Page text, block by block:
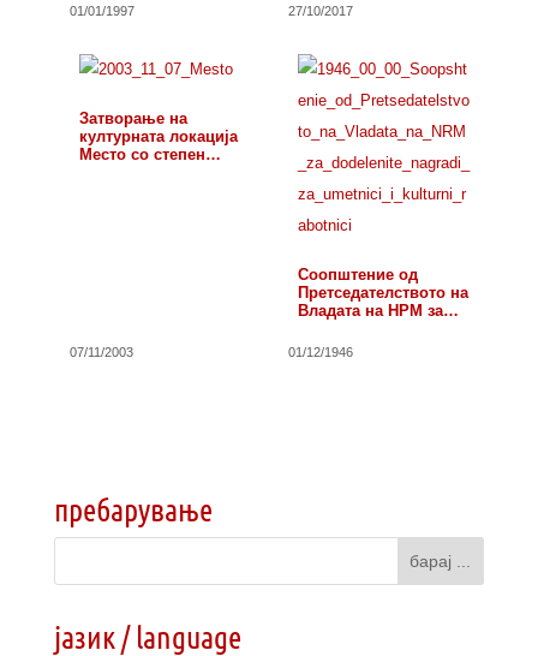
01/01/1997 27/10/2017
Затворање на
културната локација
Место со степен
07/11/2003
Соопштение од
Претседателството на
Владата на НРМ за…
01/12/1946
пребарување
јазик / language